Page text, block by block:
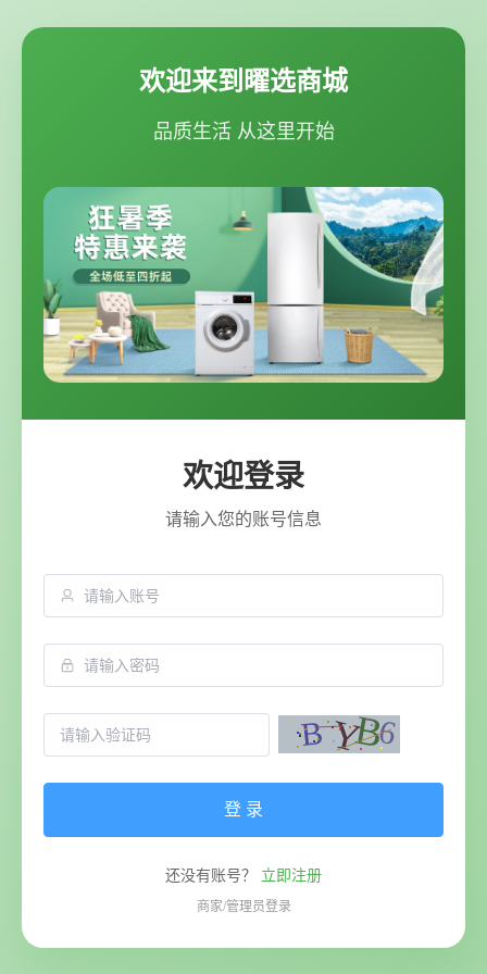
欢迎来到曜选商城
品质生活 从这里开始
欢迎登录
请输入您的账号信息
登 录
还没有账号？ 立即注册
商家/管理员登录